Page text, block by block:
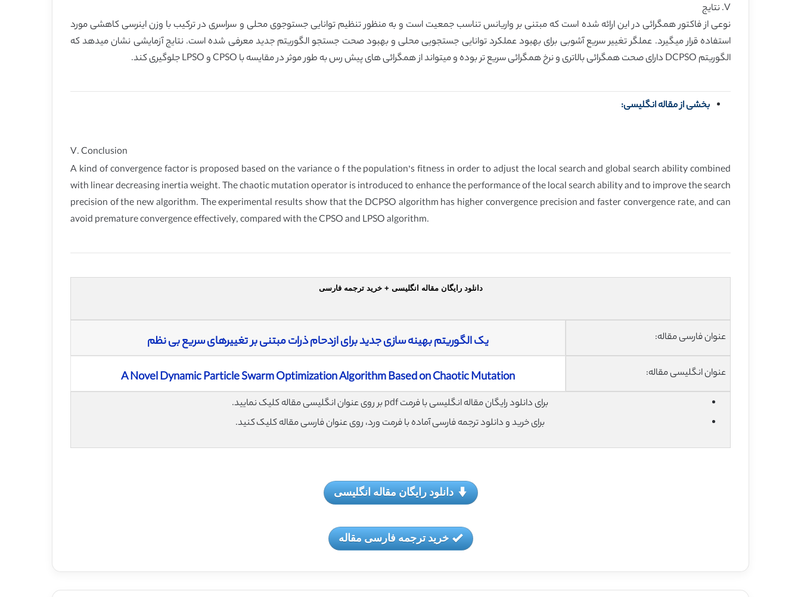
V. نتایج
نوعی از فاکتور همگرائی در این ارائه شده است که مبتنی بر واریانس تناسب جمعیت است و به منظور تنظیم توانایی جستوجوی محلی و سراسری در ترکیب با وزن اینرسی کاهشی مورد
استفاده قرار میگیرد. عملگر تغییر سریع آشوبی برای بهبود عملکرد توانایی جستجویی محلی و بهبود صحت جستجو الگوریتم جدید معرفی شده است. نتایج آزمایشی نشان میدهد که
الگوریتم DCPSO دارای صحت همگرائی بالاتری و نرخ همگرائی سریع تر بوده و میتواند از همگرائی های پیش رس به طور موثر در مقایسه با CPSO و LPSO جلوگیری کند.
بخشی از مقاله انگلیسی:
V. Conclusion
A kind of convergence factor is proposed based on the variance o f the population’s fitness in order to adjust the local search and global search ability combined
with linear decreasing inertia weight. The chaotic mutation operator is introduced to enhance the performance of the local search ability and to improve the search
precision of the new algorithm. The experimental results show that the DCPSO algorithm has higher convergence precision and faster convergence rate, and can
avoid premature convergence effectively, compared with the CPSO and LPSO algorithm.
دانلود رایگان مقاله انگلیسی + خرید ترجمه فارسی
عنوان فارسی مقاله: یک الگوریتم بهینه سازی جدید برای ازدحام ذرات مبتنی بر تغییرهای سریع بی نظم
عنوان انگلیسی مقاله: A Novel Dynamic Particle Swarm Optimization Algorithm Based on Chaotic Mutation
برای دانلود رایگان مقاله انگلیسی با فرمت pdf بر روی عنوان انگلیسی مقاله کلیک نمایید.
برای خرید و دانلود ترجمه فارسی آماده با فرمت ورد، روی عنوان فارسی مقاله کلیک کنید.
دانلود رایگان مقاله انگلیسی
خرید ترجمه فارسی مقاله